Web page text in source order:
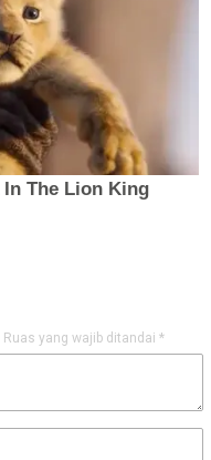
Ruas yang wajib ditandai *